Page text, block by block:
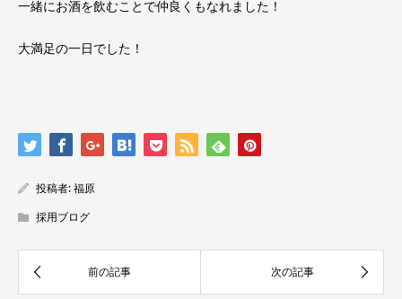
一緒にお酒を飲むことで仲良くもなれました！
大満足の一日でした！
投稿者:福原
採用ブログ